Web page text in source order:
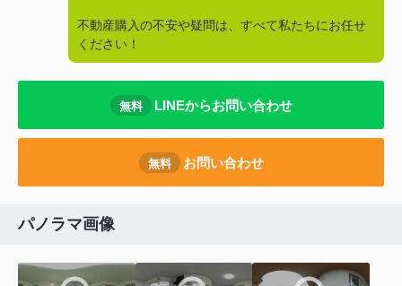
不動産購入の不安や疑問は、すべて私たちにお任せ
ください！
無料 LINEからお問い合わせ
無料 お問い合わせ
パノラマ画像